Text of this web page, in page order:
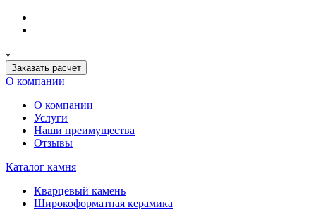
Заказать расчет
О компании
О компании
Услуги
Наши преимущества
Отзывы
Каталог камня
Кварцевый камень
Широкоформатная керамика